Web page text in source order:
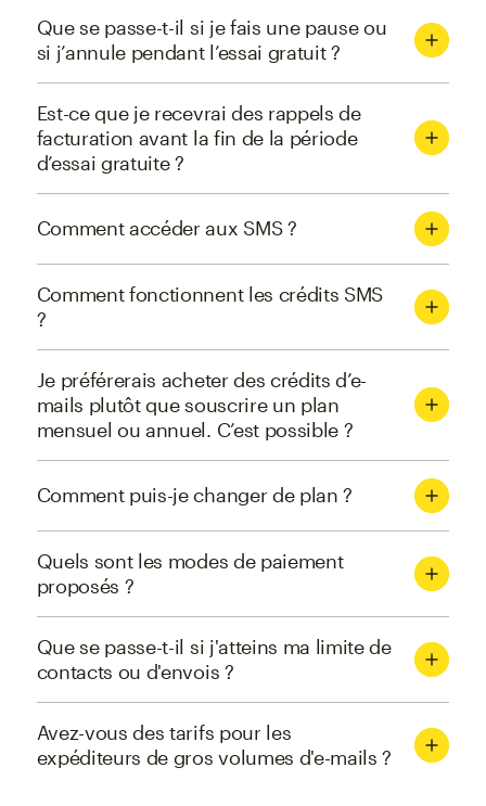
Que se passe-t-il si je fais une pause ou
si j’annule pendant l’essai gratuit ?
Est-ce que je recevrai des rappels de
facturation avant la fin de la période
d’essai gratuite ?
Comment accéder aux SMS ?
Comment fonctionnent les crédits SMS
?
Je préférerais acheter des crédits d’e-
mails plutôt que souscrire un plan
mensuel ou annuel. C’est possible ?
Comment puis-je changer de plan ?
Quels sont les modes de paiement
proposés ?
Que se passe-t-il si j'atteins ma limite de
contacts ou d'envois ?
Avez-vous des tarifs pour les
expéditeurs de gros volumes d'e-mails ?